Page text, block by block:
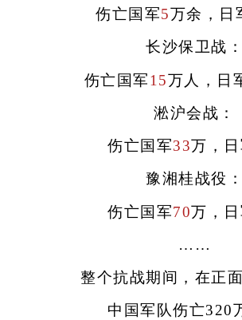
伤亡国军5万余，日
长沙保卫战：
伤亡国军15万人，日
淞沪会战：
伤亡国军33万，
豫湘桂战役：
伤亡国军70万，
……
整个抗战期间，在正面
中国军队伤亡320